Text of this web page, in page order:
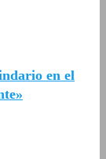
en el